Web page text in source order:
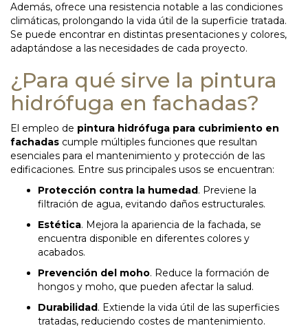
Además, ofrece una resistencia notable a las condiciones
climáticas, prolongando la vida útil de la superficie tratada.
Se puede encontrar en distintas presentaciones y colores,
adaptándose a las necesidades de cada proyecto.
¿Para qué sirve la pintura
hidrófuga en fachadas?
El empleo de pintura hidrófuga para cubrimiento en
fachadas cumple múltiples funciones que resultan
esenciales para el mantenimiento y protección de las
edificaciones. Entre sus principales usos se encuentran:
Protección contra la humedad. Previene la
filtración de agua, evitando daños estructurales.
Estética. Mejora la apariencia de la fachada, se
encuentra disponible en diferentes colores y
acabados.
Prevención del moho. Reduce la formación de
hongos y moho, que pueden afectar la salud.
Durabilidad. Extiende la vida útil de las superficies
tratadas, reduciendo costes de mantenimiento.